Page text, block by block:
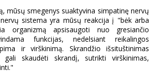
mūsų smegenys suaktyvina simpatinę nervų
sistema yra mūsų reakcija į "bėk arba
organizmą apsisaugoti nuo gresiančio
funkcijas, nedelsiant reikalingos
ir virškinimą. Skrandžio išsituštinimas
gali skaudėti skrandį, sutrikti virškinimas,